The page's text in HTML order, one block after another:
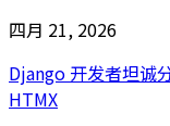
四月 21, 2026
Django 开发者坦诚
HTMX